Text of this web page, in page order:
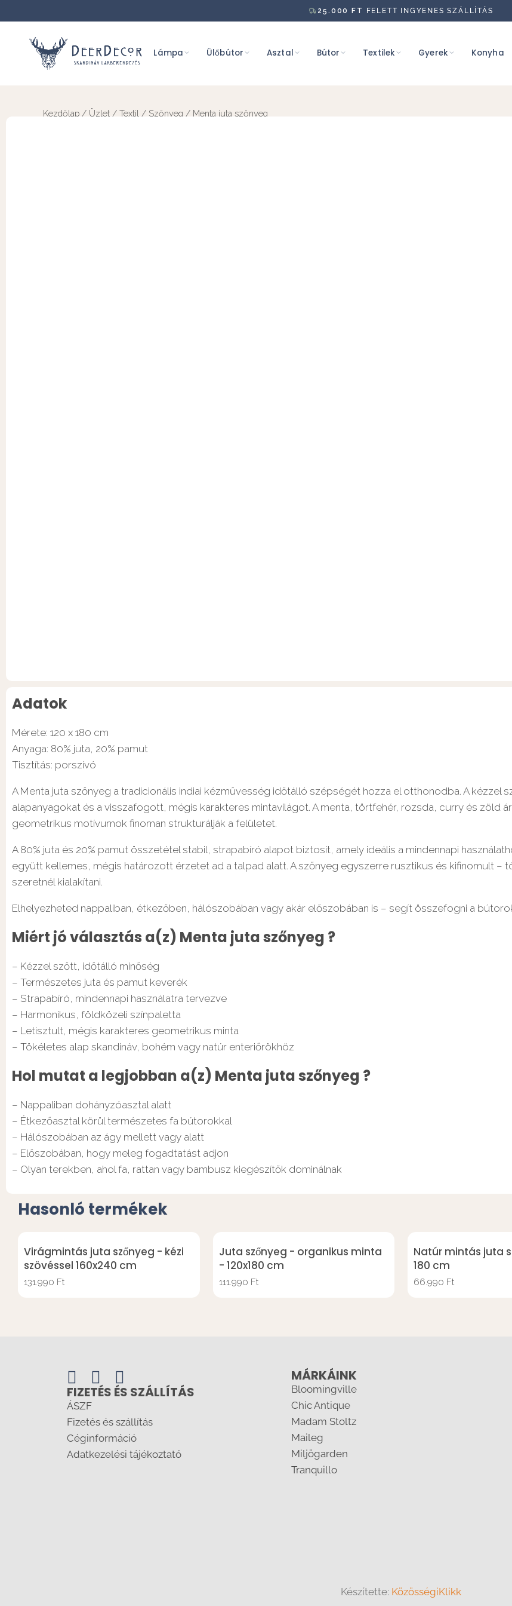
25.000FT FELETT INGYENES SZÁLLÍTÁS
Lámpa Ülőbútor Asztal Bútor Textilek Gyerek Konyha
Kezdőlap / Üzlet / Textil / Szőnyeg / Menta juta szőnyeg
Adatok
Mérete: 120 x 180 cm
Anyaga: 80% juta, 20% pamut
Tisztítás: porszívó
A Menta juta szőnyeg a tradicionális indiai kézművesség időtálló szépségét hozza el otthonodba. A kézzel
alapanyagokat és a visszafogott, mégis karakteres mintavilágot. A menta, törtfehér, rozsda, curry és zöld
geometrikus motívumok finoman strukturálják a felületet.
A 80% juta és 20% pamut összetétel stabil, strapabíró alapot biztosít, amely ideális a mindennapi
együtt kellemes, mégis határozott érzetet ad a talpad alatt. A szőnyeg egyszerre rusztikus és kifinomult
szeretnél kialakítani.
Elhelyezheted nappaliban, étkezőben, hálószobában vagy akár előszobában is – segít összefogni a
Miért jó választás a(z) Menta juta szőnyeg ?
– Kézzel szőtt, időtálló minőség
– Természetes juta és pamut keverék
– Strapabíró, mindennapi használatra tervezve
– Harmonikus, földközeli színpaletta
– Letisztult, mégis karakteres geometrikus minta
– Tökéletes alap skandináv, bohém vagy natúr enteriőrökhöz
Hol mutat a legjobban a(z) Menta juta szőnyeg ?
– Nappaliban dohányzóasztal alatt
– Étkezőasztal körül természetes fa bútorokkal
– Hálószobában az ágy mellett vagy alatt
– Előszobában, hogy meleg fogadtatást adjon
– Olyan terekben, ahol fa, rattan vagy bambusz kiegészítők dominálnak
Hasonló termékek
Virágmintás juta szőnyeg - kézi
szövéssel 160x240 cm
131.990 Ft
Juta szőnyeg - organikus minta
- 120x180 cm
111.990 Ft
Natúr mintás juta
180 cm
66.990 Ft
FIZETÉS ÉS SZÁLLÍTÁS
ÁSZF
Fizetés és szállítás
Céginformáció
Adatkezelési tájékoztató
MÁRKÁINK
Bloomingville
Chic Antique
Madam Stoltz
Maileg
Miljögarden
Tranquillo
Készítette: KözösségiKlikk